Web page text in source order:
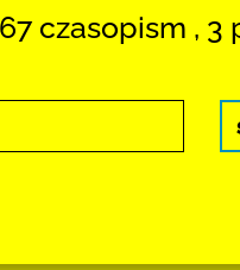
czasopism , 3